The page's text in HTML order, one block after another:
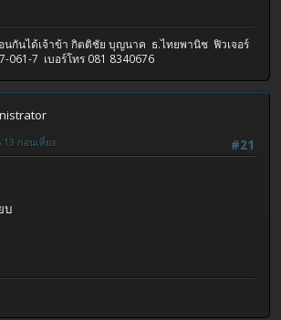
นกันได้เจ้าข้า กิตติชัย บุญนาค ธ.ไทยพานิช ฟิวเจอร์
7 เบอร์โทร 081 8340676
#21
ก่อนเที่ยง
บ